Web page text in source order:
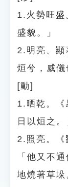
1.火勢旺盛
盛貌。」
2.明亮、顯
烜兮，威儀
[動]
1.晒乾。《
日以烜之。
2.照亮。《
「他又不
地燒著草垛